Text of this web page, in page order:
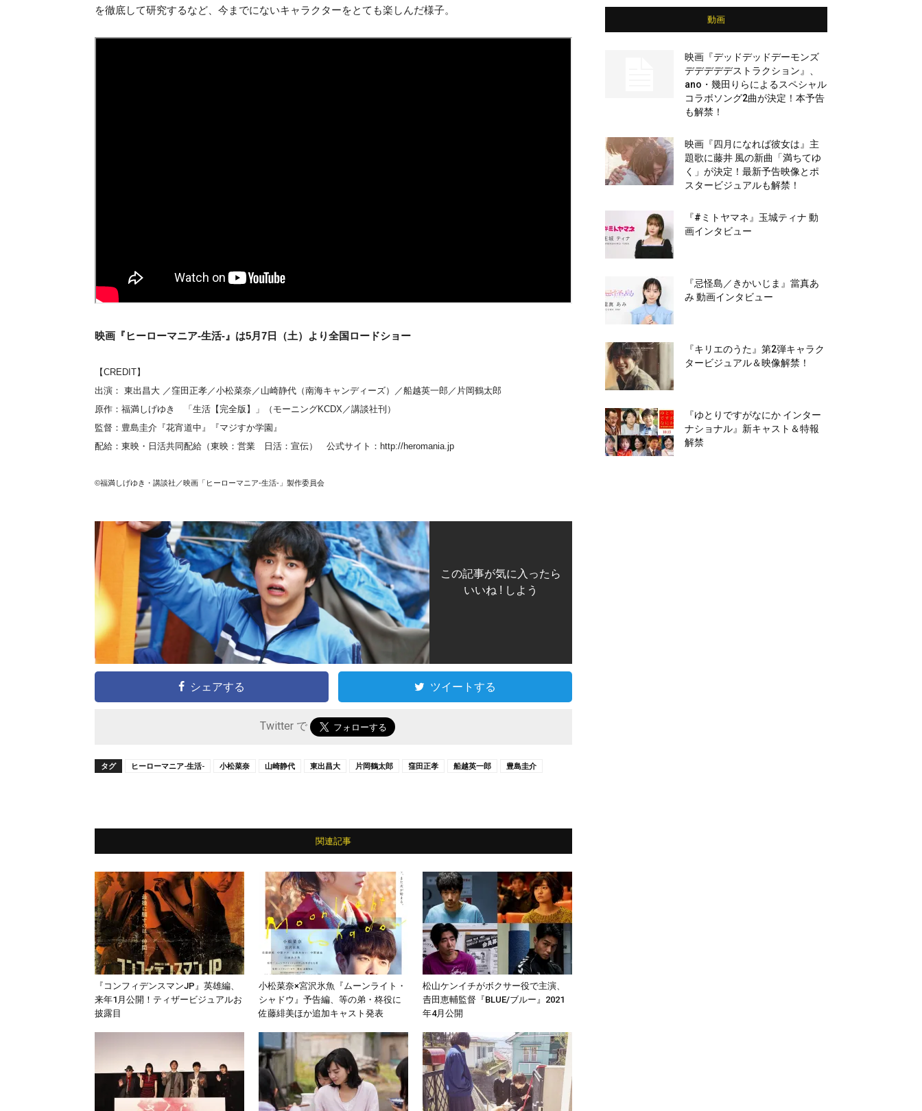
を徹底して研究するなど、今までにないキャラクターをとても楽しんだ様子。
映画『ヒーローマニア-生活-』は5月7日（土）より全国ロードショー
【CREDIT】
出演： 東出昌大 ／窪田正孝／小松菜奈／山崎静代（南海キャンディーズ）／船越英一郎／片岡鶴太郎
原作：福満しげゆき 「生活【完全版】」（モーニングKCDX／講談社刊）
監督：豊島圭介『花宵道中』『マジすか学園』
配給：東映・日活共同配給（東映：営業 日活：宣伝） 公式サイト：http://heromania.jp
©福満しげゆき・講談社／映画「ヒーローマニア-生活-」製作委員会
この記事が気に入ったら
いいね ! しよう
シェアする ツイートする
Twitter で
タグ ヒーローマニア-生活- 小松菜奈 山崎静代 東出昌大 片岡鶴太郎 窪田正孝 船越英一郎 豊島圭介
関連記事
『コンフィデンスマンJP』英雄編、
来年1月公開！ティザービジュアルお
披露目
小松菜奈×宮沢氷魚『ムーンライト・
シャドウ』予告編、等の弟・柊役に
佐藤緋美ほか追加キャスト発表
松山ケンイチがボクサー役で主演、
𠮷田恵輔監督『BLUE/ブルー』2021
年4月公開
動画
映画『デッドデッドデーモンズ
デデデデデストラクション』、
ano・幾田りらによるスペシャル
コラボソング2曲が決定！本予告
も解禁！
映画『四月になれば彼女は』主
題歌に藤井 風の新曲「満ちてゆ
く」が決定！最新予告映像とポ
スタービジュアルも解禁！
『#ミトヤマネ』玉城ティナ 動
画インタビュー
『忌怪島／きかいじま』當真あ
み 動画インタビュー
『キリエのうた』第2弾キャラク
タービジュアル＆映像解禁！
『ゆとりですがなにか インター
ナショナル』新キャスト＆特報
解禁